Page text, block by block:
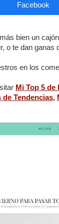
Facebook
bien un
o te dan ganas
en los
Mi Top 5
de Tendencias,